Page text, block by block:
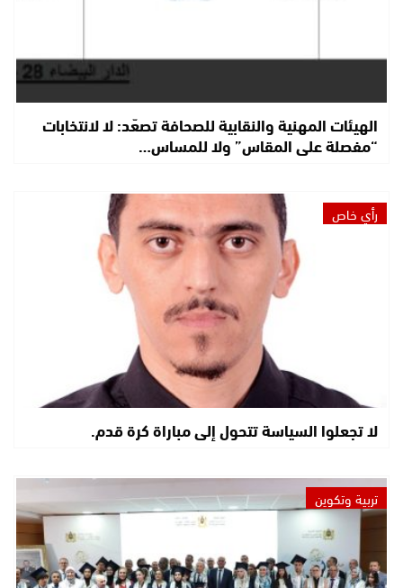
الهيئات المهنية والنقابية للصحافة تصعّد: لا لانتخابات
“مفصلة على المقاس” ولا للمساس…
رأي خاص
لا تجعلوا السياسة تتحول إلى مباراة كرة قدم.
تربية وتكوين